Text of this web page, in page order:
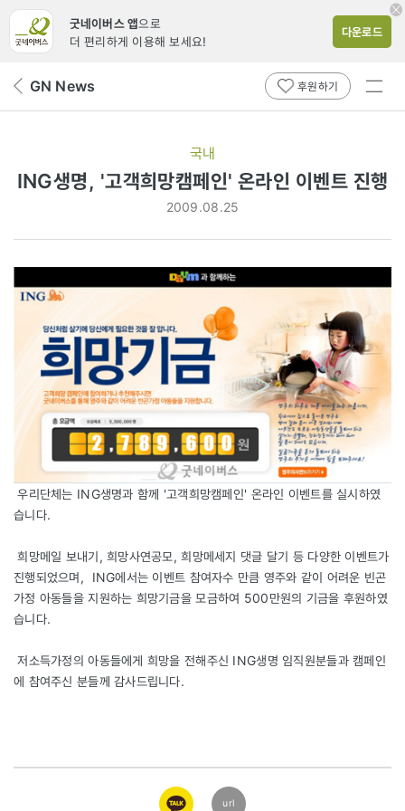
굿네이버스 앱으로
더 편리하게 이용해 보세요!
다운로드
뒤 GN News 후원하기
전체
국내
ING생명, '고객희망캠페인' 온라인 이벤트 진행
2009.08.25
우리단체는 ING생명과 함께 '고객희망캠페인' 온라인 이벤트를 실시하였
습니다.
희망메일 보내기, 희망사연공모, 희망메세지 댓글 달기 등 다양한 이벤트가
진행되었으며, ING에서는 이벤트 참여자수 만큼 영주와 같이 어려운 빈곤
가정 아동들을 지원하는 희망기금을 모금하여 500만원의 기금을 후원하였
습니다.
저소득가정의 아동들에게 희망을 전해주신 ING생명 임직원분들과 캠페인
에 참여주신 분들께 감사드립니다.
카카오
url